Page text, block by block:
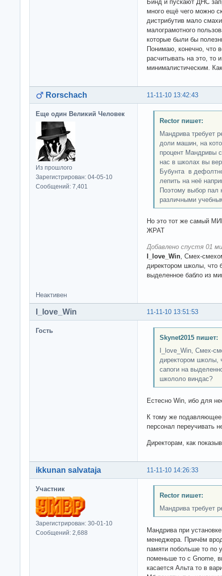
Бинд и пускают ДНС
много ещё чего можно
дистрибутив мало
малограмотного
которые были бы
Понимаю, конечно, что
расчитывать на это, то
минималистическим.
11-11-10 13:42:43
Rorschach
Еще один Великий Человек
Из прошлого
Зарегистрирован: 04-05-10
Сообщений: 7,401
Rector пишет:
Мандрива требует
доли машин, на
процент Мандривы
нас в школах вы
Бубунта в
лепить на неё
Поэтому выбор пал
различными
Но это тот же самый
ЖРАТ
Добавлено спустя 01
I_love_Win, Смех-
директором школы, что
выделенное бабло из
Неактивен
11-11-10 13:51:53
I_love_Win
Гость
Skynet2015 пишет:
I_love_Win, Смех-
директором школы,
сапоги на
школоло виндас?
Естесно Win, ибо для
К тому же подавляющее
персонал переучивать
Директорам, как
11-11-10 14:26:33
ikkunan salvataja
Участник
Зарегистрирован: 30-01-10
Сообщений: 2,688
Rector пишет:
Мандрива требует
Мандрива при
менеджера. Причём
памяти побольше то по
поменьше то с Gnome,
касается Альта то в